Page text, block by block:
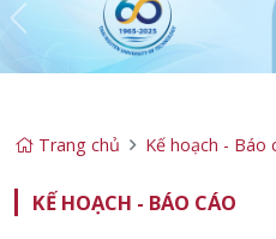
Previous
Trang chủ Kế hoạch - Báo
KẾ HOẠCH - BÁO CÁO